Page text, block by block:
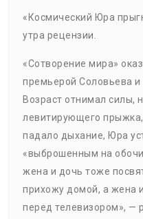
«Космический Юра
утра рецензии.
«Сотворение мира»
премьерой Соловьева
Возраст отнимал силы,
левитирующего
падало дыхание, Юра
«выброшенным на
жена и дочь тоже
прихожу домой, а жена
перед телевизором», —